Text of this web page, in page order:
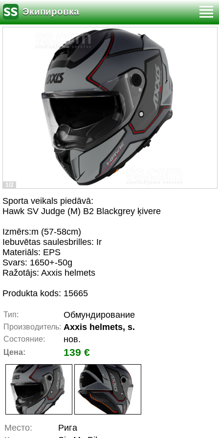
Экипировка
1/2
Sporta veikals piedāvā:
Hawk SV Judge (M) B2 Blackgrey ķivere
Izmērs:m (57-58cm)
Iebuvētas saulesbrilles: Ir
Materiāls: EPS
Svars: 1650+-50g
Ražotājs: Axxis helmets
Produkta kods: 15665
Тип: Обмундирование
Производитель: Axxis helmets, s.
Состояние: нов.
Цена: 139 €
Место:
Рига